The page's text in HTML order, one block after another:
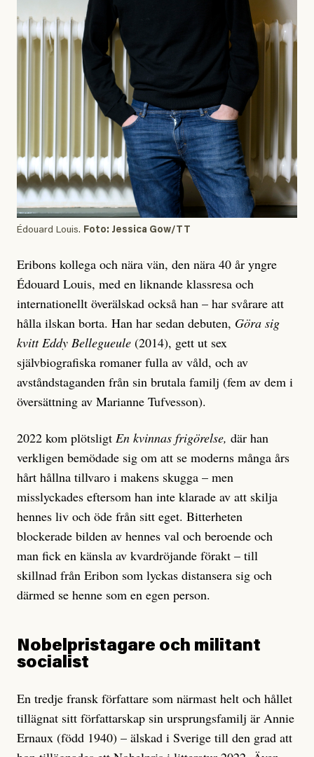
Édouard Louis. Foto: Jessica Gow/TT
Eribons kollega och nära vän, den nära 40 år yngre
Édouard Louis, med en liknande klassresa och
internationellt överälskad också han – har svårare att
hålla ilskan borta. Han har sedan debuten, Göra sig
kvitt Eddy Bellegueule (2014), gett ut sex
självbiografiska romaner fulla av våld, och av
avståndstaganden från sin brutala familj (fem av dem i
översättning av Marianne Tufvesson).
2022 kom plötsligt En kvinnas frigörelse, där han
verkligen bemödade sig om att se moderns många års
hårt hållna tillvaro i makens skugga – men
misslyckades eftersom han inte klarade av att skilja
hennes liv och öde från sitt eget. Bitterheten
blockerade bilden av hennes val och beroende och
man fick en känsla av kvardröjande förakt – till
skillnad från Eribon som lyckas distansera sig och
därmed se henne som en egen person.
Nobelpristagare och militant
socialist
En tredje fransk författare som närmast helt och hållet
tillägnat sitt författarskap sin ursprungsfamilj är Annie
Ernaux (född 1940) – älskad i Sverige till den grad att